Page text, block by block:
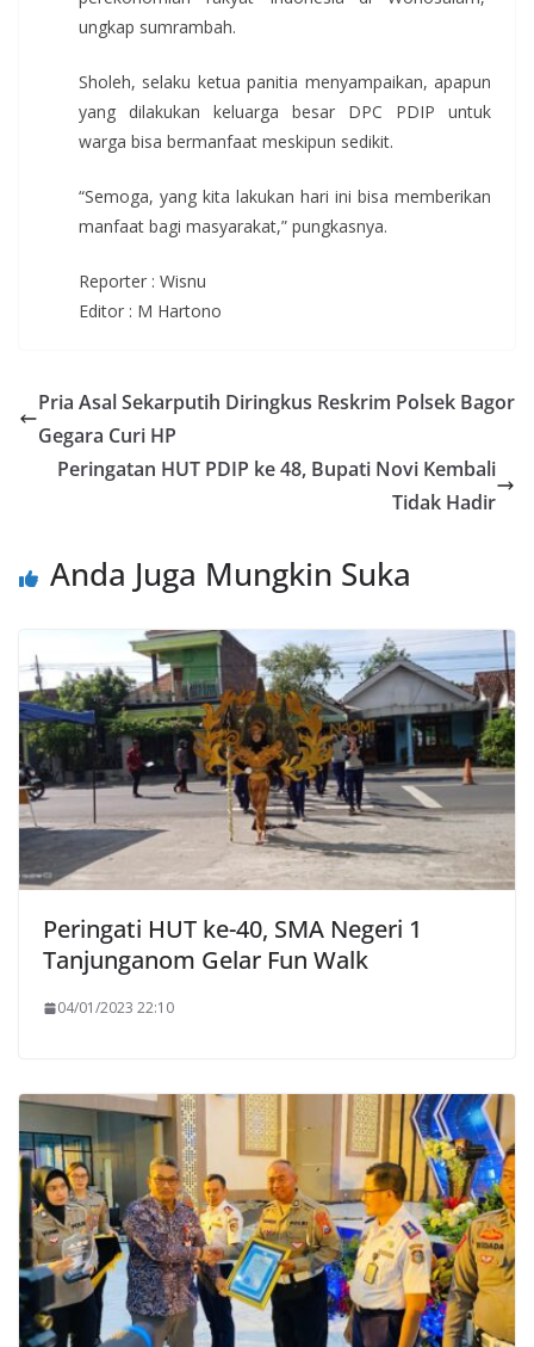
ungkap sumrambah.
Sholeh, selaku ketua panitia menyampaikan, apapun
yang dilakukan keluarga besar DPC PDIP untuk
warga bisa bermanfaat meskipun sedikit.
“Semoga, yang kita lakukan hari ini bisa memberikan
manfaat bagi masyarakat,” pungkasnya.
Reporter : Wisnu
Editor : M Hartono
Pria Asal Sekarputih Diringkus Reskrim Polsek Bagor
Gegara Curi HP
Peringatan HUT PDIP ke 48, Bupati Novi Kembali
Tidak Hadir
Anda Juga Mungkin Suka
Peringati HUT ke-40, SMA Negeri 1
Tanjunganom Gelar Fun Walk
04/01/2023 22:10